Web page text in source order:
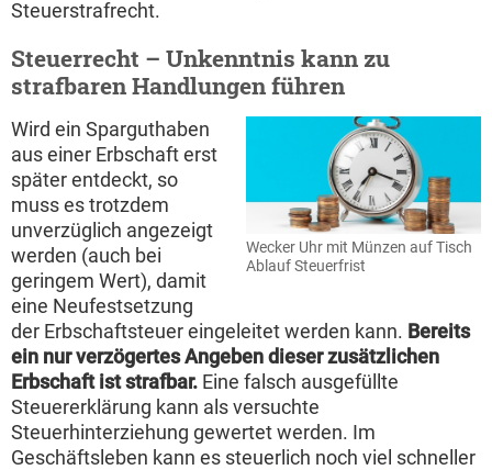
Steuerstrafrecht.
Steuerrecht – Unkenntnis kann zu
strafbaren Handlungen führen
Wecker Uhr mit Münzen auf Tisch
Ablauf Steuerfrist
Wird ein Sparguthaben
aus einer Erbschaft erst
später entdeckt, so
muss es trotzdem
unverzüglich angezeigt
werden (auch bei
geringem Wert), damit
eine Neufestsetzung
der Erbschaftsteuer eingeleitet werden kann. Bereits
ein nur verzögertes Angeben dieser zusätzlichen
Erbschaft ist strafbar. Eine falsch ausgefüllte
Steuererklärung kann als versuchte
Steuerhinterziehung gewertet werden. Im
Geschäftsleben kann es steuerlich noch viel schneller